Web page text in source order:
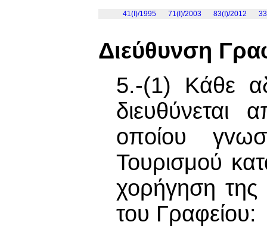
41(I)/1995 71(I)/2003 83(I)/2012
Διεύθυνση
5.-(1) Κάθε
oπoίoυ
Τουρισμού
χορήγηση της
του Γραφείου: